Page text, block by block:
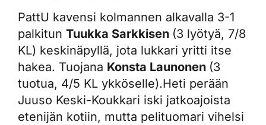
PattU kavensi kolmannen alkavalla 3-1
palkitun Tuukka Sarkkisen (3 lyötyä, 7/8
KL) keskinäpyllä, jota lukkari yritti itse
hakea. Tuojana Konsta Launonen (3
tuotua, 4/5 KL ykköselle).Heti perään
Juuso Keski-Koukkari iski jatkoajoista
etenijän kotiin, mutta pelituomari vihelsi